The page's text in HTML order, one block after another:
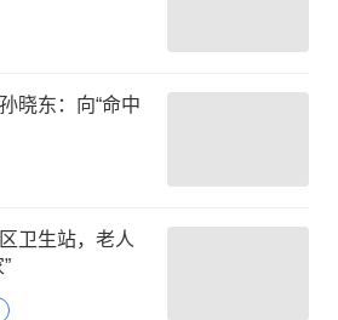
晓东：向“命中
卫生站，老人